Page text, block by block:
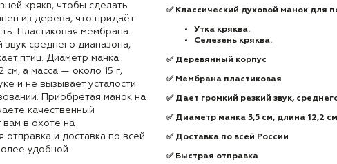
крякв, чтобы сделать
из дерева, что придаёт
Пластиковая мембрана
звук среднего диапазона,
птиц. Диаметр манка
см, а масса — около 15 г,
и не вызывает усталости
Приобретая манок на
качественный
вам в охоте на
и доставка по всей
удобной.
✅ Классический духовой манок для
Утка кряква.
Селезень кряква.
✅ Деревянный корпус
✅ Мембрана пластиковая
✅ Дает громкий резкий звук,
✅ Диаметр манка 3,5 см, длина 12,2
✅ Доставка по всей России
✅ Быстрая отправка